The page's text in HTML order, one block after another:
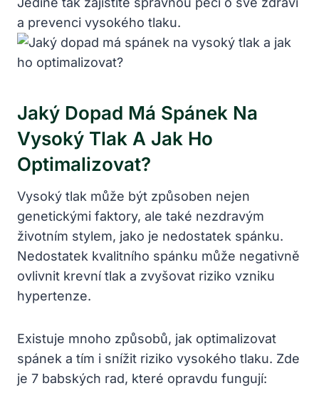
a prevenci vysokého tlaku.
Jaký Dopad Má Spánek Na
Vysoký Tlak A Jak Ho
Optimalizovat?
Vysoký tlak může být způsoben nejen
genetickými faktory, ale také nezdravým
životním stylem, jako je nedostatek spánku.
Nedostatek kvalitního spánku může negativně
ovlivnit krevní tlak a zvyšovat riziko vzniku
hypertenze.
Existuje mnoho způsobů, jak optimalizovat
spánek a tím i snížit riziko vysokého tlaku. Zde
je 7 babských rad, které opravdu fungují: